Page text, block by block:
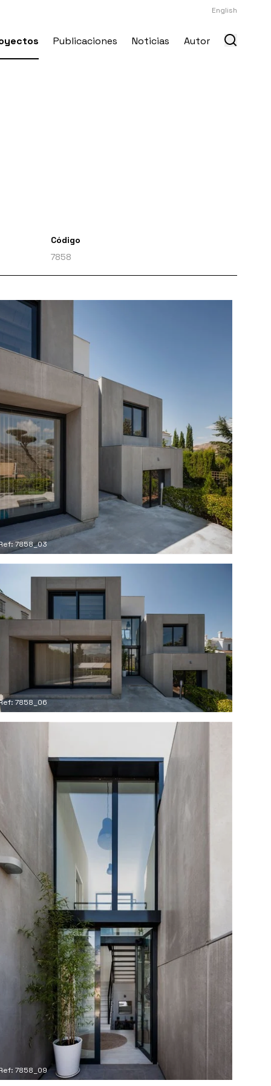
English
Publicaciones Noticias Autor
Código
7858
7858_03
7858_06
7858_09